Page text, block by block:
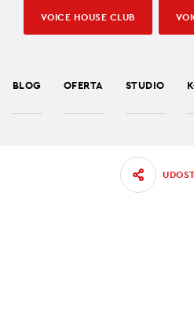
BLOG OFERTA STUDIO
VOICE HOUSE CLUB